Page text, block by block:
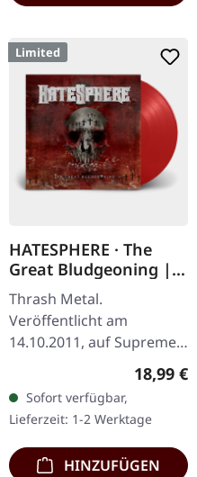
Limited
HATESPHERE · The
Great Bludgeoning |
TRANSPARENT RED LP
Thrash Metal.
Veröffentlicht am
14.10.2011, auf Supreme
Transparent rotes Vinyl
im Gatefold-Cover,
nummeriert, limitiert auf
400…
18,99 €
Sofort verfügbar,
Lieferzeit: 1-2 Werktage
HINZUFÜGEN